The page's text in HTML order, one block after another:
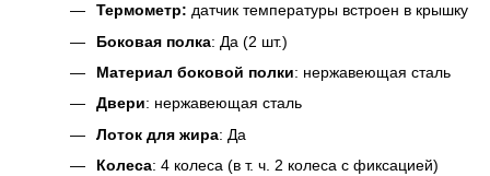
Термометр: датчик температуры встроен в крышку
Боковая полка: Да (2 шт.)
Материал боковой полки: нержавеющая сталь
Двери: нержавеющая сталь
Лоток для жира: Да
Колеса: 4 колеса (в т. ч. 2 колеса с фиксацией)